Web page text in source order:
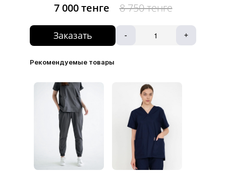
7 000 тенге 8 750 тенге
Заказать - +
Рекомендуемые товары